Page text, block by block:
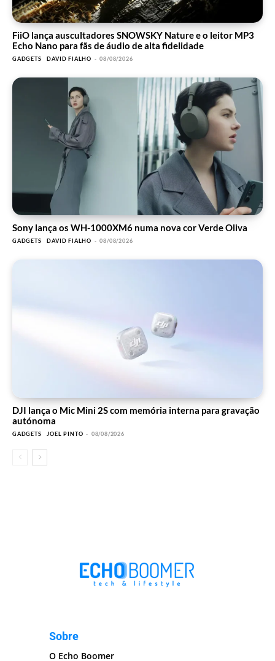
FiiO lança auscultadores SNOWSKY Nature e o leitor MP3
Echo Nano para fãs de áudio de alta fidelidade
GADGETS DAVID FIALHO - 08/08/2026
Sony lança os WH-1000XM6 numa nova cor Verde Oliva
GADGETS DAVID FIALHO - 08/08/2026
DJI lança o Mic Mini 2S com memória interna para gravação
autónoma
GADGETS JOEL PINTO - 08/08/2026
Sobre
O Echo Boomer